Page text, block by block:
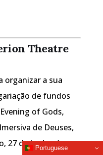
Theatre
organizar a sua
de fundos
of Gods,
de Deuses,
27 de junho, às
Portuguese